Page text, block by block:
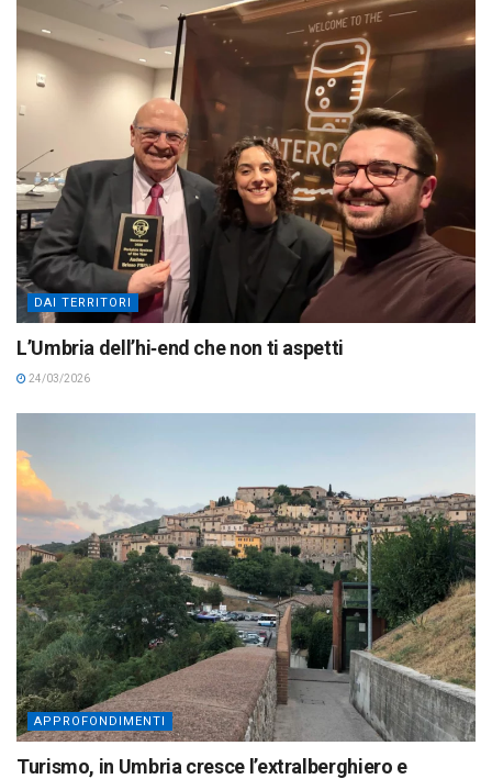
DAI TERRITORI
L’Umbria dell’hi‑end che non ti aspetti
24/03/2026
APPROFONDIMENTI
Turismo, in Umbria cresce l’extralberghiero e